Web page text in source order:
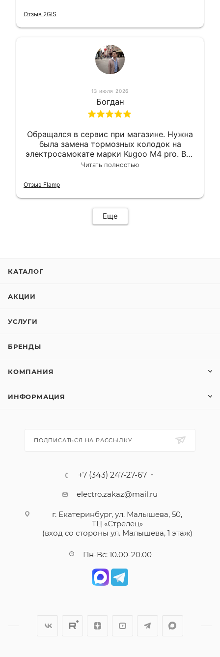
гарантии, поэтому и обратился в этот
Отзыв 2GIS
13 июля 2026
Богдан
Обращался в сервис при магазине. Нужна
была замена тормозных колодок на
электросамокате марки Kugoo M4 pro. Всё
сделали в лучшем виде и в максимально
гарантии, поэтому и обратился в этот
Читать полностью
Отзыв Flamp
Еще
КАТАЛОГ
АКЦИИ
УСЛУГИ
БРЕНДЫ
КОМПАНИЯ
ИНФОРМАЦИЯ
ПОДПИСАТЬСЯ НА РАССЫЛКУ
+7 (343) 247-27-67
electro.zakaz@mail.ru
г. Екатеринбург, ул. Малышева, 50,
ТЦ «Стрелец»
(вход со стороны ул. Малышева, 1 этаж)
Пн-Вс: 10.00-20.00